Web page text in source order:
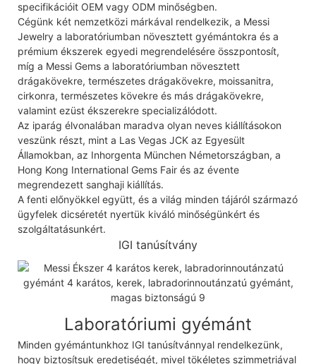
specifikációit OEM vagy ODM minőségben.
Cégünk két nemzetközi márkával rendelkezik, a Messi
Jewelry a laboratóriumban növesztett gyémántokra és a
prémium ékszerek egyedi megrendelésére összpontosít,
míg a Messi Gems a laboratóriumban növesztett
drágakövekre, természetes drágakövekre, moissanitra,
cirkonra, természetes kövekre és más drágakövekre,
valamint ezüst ékszerekre specializálódott.
Az iparág élvonalában maradva olyan neves kiállításokon
veszünk részt, mint a Las Vegas JCK az Egyesült
Államokban, az Inhorgenta München Németországban, a
Hong Kong International Gems Fair és az évente
megrendezett sanghaji kiállítás.
A fenti előnyökkel együtt, és a világ minden tájáról származó
ügyfelek dicséretét nyertük kiváló minőségünkért és
szolgáltatásunkért.
IGI tanúsítvány
Laboratóriumi gyémánt
Minden gyémántunkhoz IGI tanúsítvánnyal rendelkezünk,
hogy biztosítsuk eredetiségét, mivel tökéletes szimmetriával